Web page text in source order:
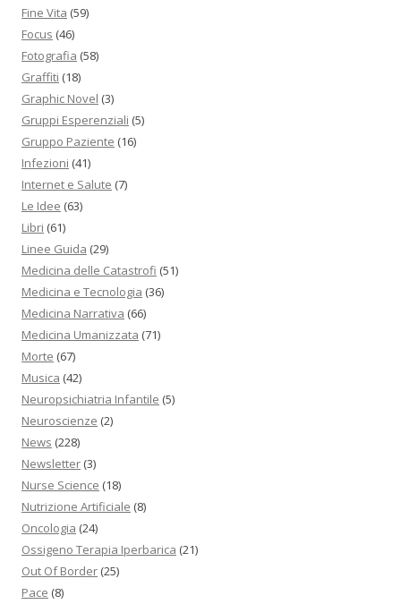
Fine Vita (59)
Focus (46)
Fotografia (58)
Graffiti (18)
Graphic Novel (3)
Gruppi Esperenziali (5)
Gruppo Paziente (16)
Infezioni (41)
Internet e Salute (7)
Le Idee (63)
Libri (61)
Linee Guida (29)
Medicina delle Catastrofi (51)
Medicina e Tecnologia (36)
Medicina Narrativa (66)
Medicina Umanizzata (71)
Morte (67)
Musica (42)
Neuropsichiatria Infantile (5)
Neuroscienze (2)
News (228)
Newsletter (3)
Nurse Science (18)
Nutrizione Artificiale (8)
Oncologia (24)
Ossigeno Terapia Iperbarica (21)
Out Of Border (25)
Pace (8)